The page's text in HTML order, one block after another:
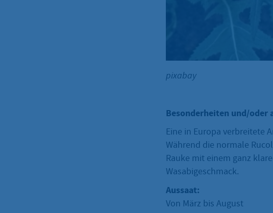
pixabay
Besonderheiten und/
Eine in Europa verbreitete
Während die normale
Rauke mit einem ganz
Wasabigeschmack.
Aussaat:
Von März bis August